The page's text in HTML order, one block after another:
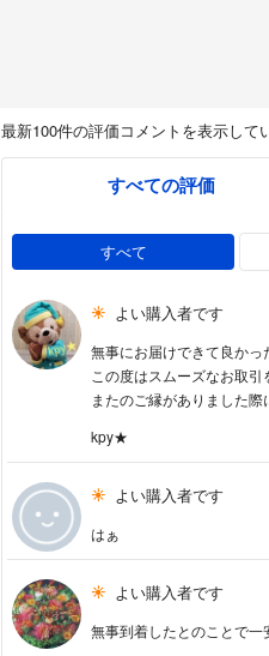
最新100件の評価コメントを表示して
すべての評価
すべて
よい購入者です
無事にお届けできて良かっ
この度はスムーズなお取
またのご縁がありました
kpy★
よい購入者です
はぁ
よい購入者です
無事到着したとのことで一